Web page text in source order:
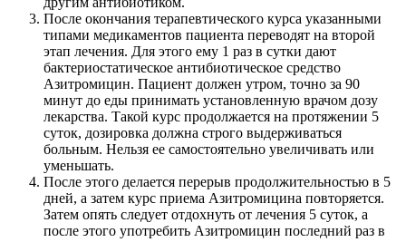
После окончания терапевтического курса указанными
типами медикаментов пациента переводят на второй
этап лечения. Для этого ему 1 раз в сутки дают
бактериостатическое антибиотическое средство
Азитромицин. Пациент должен утром, точно за 90
минут до еды принимать установленную врачом дозу
лекарства. Такой курс продолжается на протяжении 5
суток, дозировка должна строго выдерживаться
больным. Нельзя ее самостоятельно увеличивать или
уменьшать.
После этого делается перерыв продолжительностью в 5
дней, а затем курс приема Азитромицина повторяется.
Затем опять следует отдохнуть от лечения 5 суток, а
после этого употребить Азитромицин последний раз в